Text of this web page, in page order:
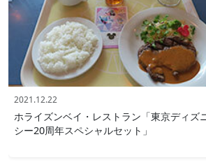
2021.12.22
ホライズンベイ・レストラン「東京ディズ
シー20周年スペシャルセット」